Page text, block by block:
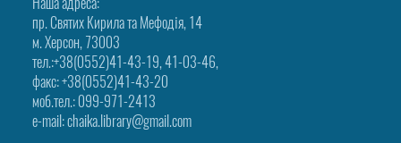
Наша адреса:
пр. Святих Кирила та Мефодія, 14
м. Херсон, 73003
тел.:+38(0552)41-43-19, 41-03-46,
факс: +38(0552)41-43-20
моб.тел.: 099-971-2413
e-mail: chaika.library@gmail.com